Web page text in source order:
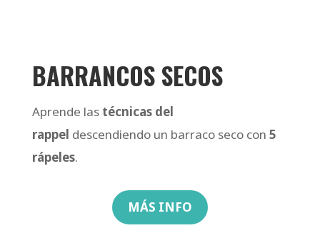
BARRANCOS SECOS
Aprende lastécnicas del
rappel descendiendo un barraco seco con 5
rápeles.
MÁS INFO